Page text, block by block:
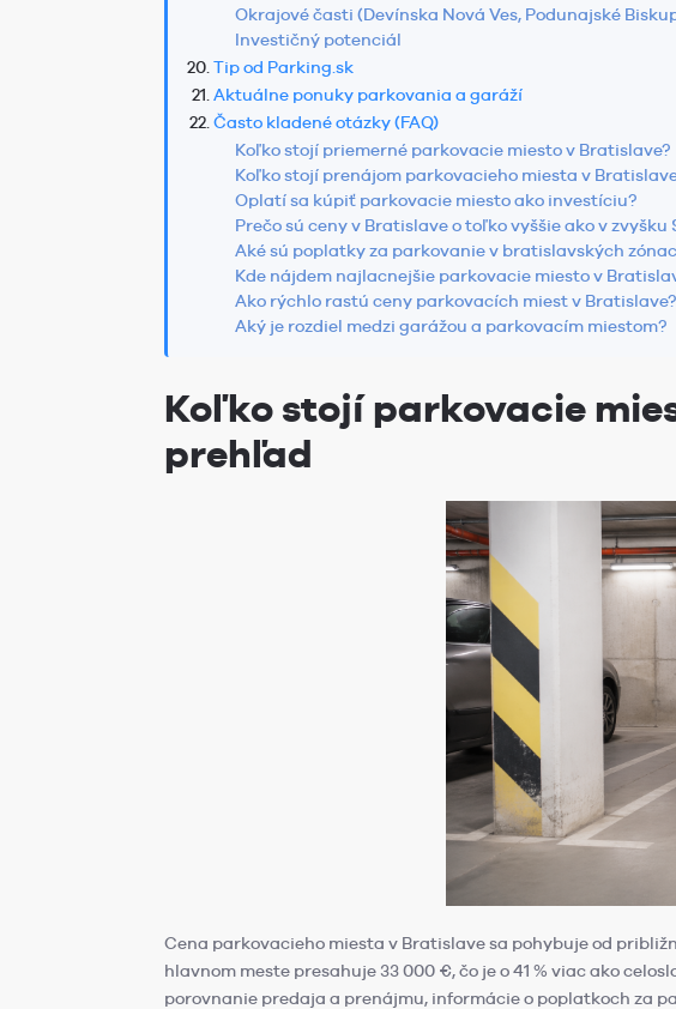
Okrajové časti (Devínska Nová Ves, Podunajské
Investičný potenciál
Tip od Parking.sk
Aktuálne ponuky parkovania a garáží
Často kladené otázky (FAQ)
Koľko stojí priemerné parkovacie miesto v Bratislave?
Koľko stojí prenájom parkovacieho miesta v
Oplatí sa kúpiť parkovacie miesto ako investíciu?
Prečo sú ceny v Bratislave o toľko vyššie ako v zvyšku
Aké sú poplatky za parkovanie v bratislavských
Kde nájdem najlacnejšie parkovacie miesto v
Ako rýchlo rastú ceny parkovacích miest v Bratislave?
Aký je rozdiel medzi garážou a parkovacím miestom?
Koľko stojí parkovacie
prehľad
Cena parkovacieho miesta v Bratislave sa pohybuje od
hlavnom meste presahuje 33 000 €, čo je o 41 % viac ako
porovnanie predaja a prenájmu, informácie o poplatkoch za